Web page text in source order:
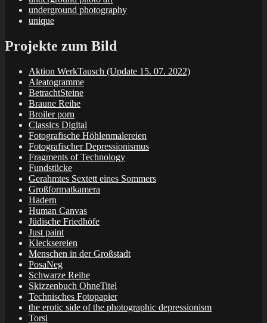
underground photography
unique
Projekte zum Bild
Aktion WerkTausch (Update 15. 07. 2022)
Aleatogramme
BetrachtSteine
Braune Reihe
Broiler porn
Classics Digital
Fotografische Höhlenmalereien
Fotografischer Depressionismus
Fragments of Technology
Fundstücke
Gerahmtes Sextett eines Sommers
Großformatkamera
Hadern
Human Canvas
Jüdische Friedhöfe
Just paint
Klecksereien
Menschen in der Großstadt
PosaNeg
Schwarze Reihe
Skizzenbuch OhneTitel
Technisches Fotopapier
the erotic side of the photographic depressionism
Torsi